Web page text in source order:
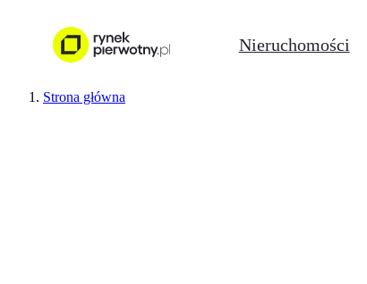
Nieruchomości
Strona główna